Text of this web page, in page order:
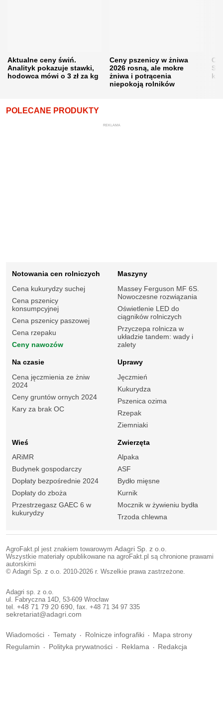
Aktualne ceny świń.
Analityk pokazuje stawki,
hodowca mówi o 3 zł za kg
Ceny pszenicy w żniwa
2026 rosną, ale mokre
żniwa i potrącenia
niepokoją rolników
POLECANE PRODUKTY
REKLAMA
Notowania cen rolniczych
Cena kukurydzy suchej
Cena pszenicy
konsumpcyjnej
Cena pszenicy paszowej
Cena rzepaku
Ceny nawozów
Maszyny
Massey Ferguson MF 6S.
Nowoczesne rozwiązania
Oświetlenie LED do
ciągników rolniczych
Przyczepa rolnicza w
układzie tandem: wady i
zalety
Na czasie
Cena jęczmienia ze żniw
2024
Ceny gruntów ornych 2024
Kary za brak OC
Uprawy
Jęczmień
Kukurydza
Pszenica ozima
Rzepak
Ziemniaki
Wieś
ARiMR
Budynek gospodarczy
Dopłaty bezpośrednie 2024
Dopłaty do zboża
Przestrzegasz GAEC 6 w
kukurydzy
Zwierzęta
Alpaka
ASF
Bydło mięsne
Kurnik
Mocznik w żywieniu bydła
Trzoda chlewna
AgroFakt.pl jest znakiem towarowym Adagri Sp. z o.o.
Wszystkie materiały opublikowane na agroFakt.pl są chronione prawami
autorskimi
© Adagri Sp. z o.o. 2010-2026 r. Wszelkie prawa zastrzeżone.
Adagri sp. z o.o.
ul. Fabryczna 14D, 53-609 Wrocław
tel. +48 71 79 20 690 , fax. +48 71 34 97 335
sekretariat@adagri.com
Wiadomości Tematy Rolnicze infografiki
Mapa strony
Regulamin
Polityka prywatności Reklama Redakcja